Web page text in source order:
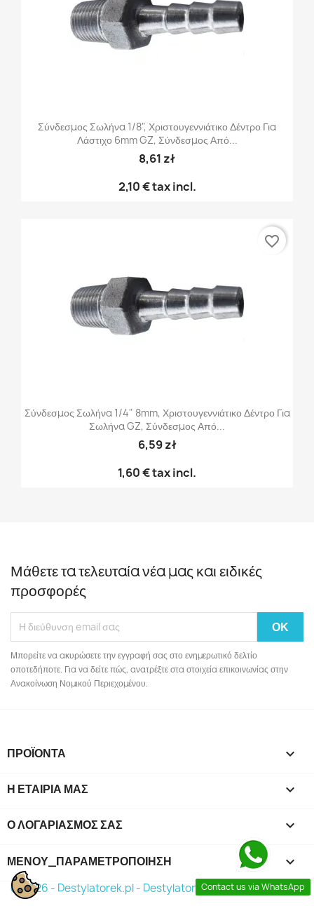
Σύνδεσμος Σωλήνα 1/8", Χριστουγεννιάτικο Δέντρο Για
Λάστιχο 6mm GZ, Σύνδεσμος Από...
8,61 zł
2,10 €tax incl.
Σύνδεσμος Σωλήνα 1/4" 8mm, Χριστουγεννιάτικο Δέντρο Για
Σωλήνα GZ, Σύνδεσμος Από...
6,59 zł
1,60 €tax incl.
favorite_border
Μάθετε τα τελευταία νέα μας και ειδικές
προσφορές
Μπορείτε να ακυρώσετε την εγγραφή σας στο ενημερωτικό δελτίο
οποτεδήποτε. Για να δείτε πώς, ανατρέξτε στα στοιχεία επικοινωνίας στην
Ανακοίνωση Νομικού Περιεχομένου.
ΠΡΟΪΌΝΤΑ 
Η ΕΤΑΙΡΊΑ ΜΑΣ 
Ο ΛΟΓΑΡΙΑΣΜΌΣ ΣΑΣ 
Contact us via WhatsApp
ΜΕΝΟΎ_ΠΑΡΑΜΕΤΡΟΠΟΊΗΣΗ keyboard_arrow_down
© 2026 - Destylatorek.pl - Destylator 2026